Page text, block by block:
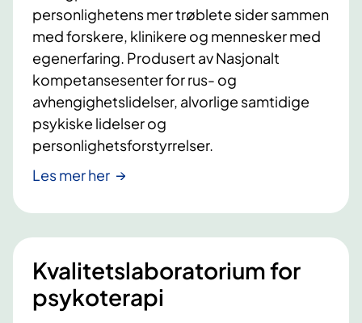
n
l
i
g
h
e
t
s
o
t
y
personlighetens mer trøblete sider sammen
med forskere, klinikere og mennesker med
egenerfaring. Produsert av Nasjonalt
kompetansesenter for rus- og
avhengighetslidelser, alvorlige samtidige
psykiske lidelser og
personlighetsforstyrrelser.
Les mer her
Kvalitetslaboratorium for
psykoterapi